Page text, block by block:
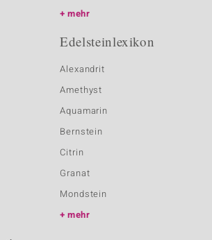
mehr
Edelsteinlexikon
Alexandrit
Amethyst
Aquamarin
Bernstein
Citrin
Granat
Mondstein
mehr